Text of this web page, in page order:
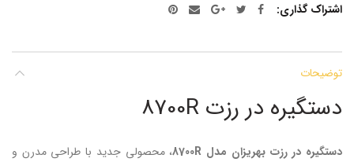
اشتراک گذاری
توضیحات
دستگیره در رزت 8700R
دستگیره در رزت بهریزان مدل 8700R
، محصولی جدید با طراحی مدرن و